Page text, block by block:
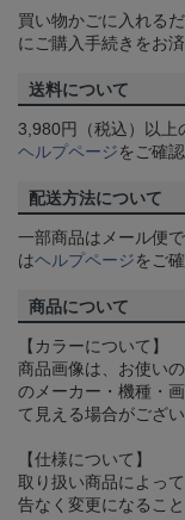
買い物かごに入れる
にご購入手続きをお
送料について
3,980円（税込）以上
ヘルプページをご確
配送方法について
一部商品はメール便
はヘルプページをご
商品について
【カラーについて】
商品画像は、お使い
のメーカー・機種・
て見える場合がござ
【仕様について】
取り扱い商品によっ
告なく変更になること